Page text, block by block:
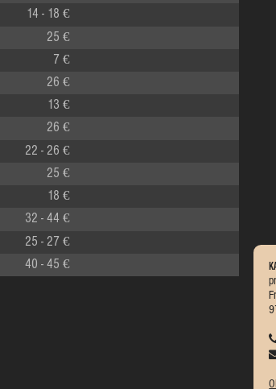
14 - 18 €
25 €
7 €
26 €
13 €
26 €
22 - 26 €
25 €
18 €
32 - 44 €
25 - 27 €
40 - 45 €